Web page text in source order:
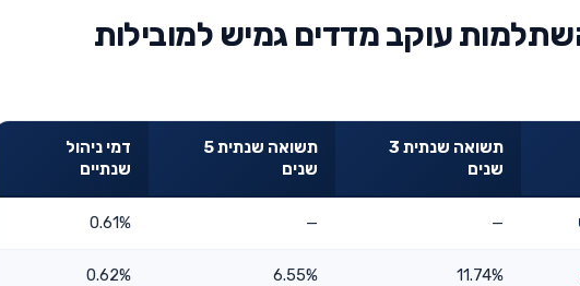
עוקב מדדים גמיש למובילות
תשואה שנתית 3
שנים
תשואה שנתית 5
שנים
דמי ניהול
שנתיים
—
—
0.61%
11.74%
6.55%
0.62%